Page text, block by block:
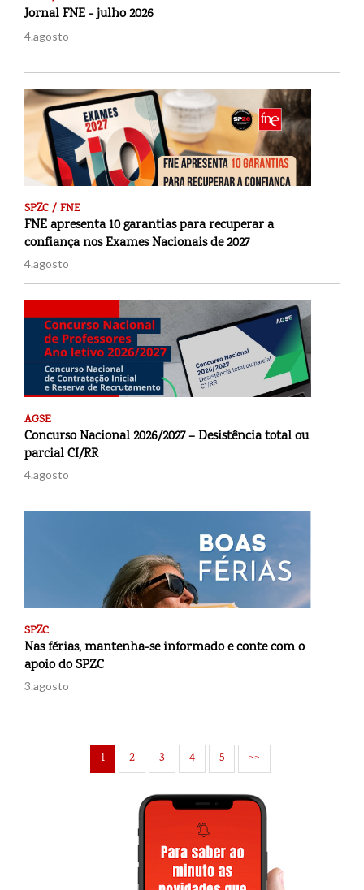
Jornal FNE - julho 2026
4.agosto
SPZC / FNE
FNE apresenta 10 garantias para recuperar a
confiança nos Exames Nacionais de 2027
4.agosto
AGSE
Concurso Nacional 2026/2027 – Desistência total ou
parcial CI/RR
4.agosto
SPZC
Nas férias, mantenha-se informado e conte com o
apoio do SPZC
3.agosto
1 2 3 4 5 >>